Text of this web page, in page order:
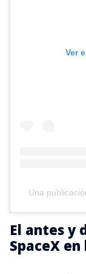
Ver
Una
El antes y
SpaceX en